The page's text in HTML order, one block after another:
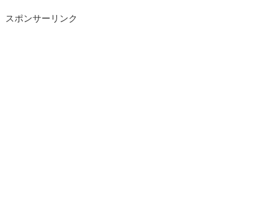
スポンサーリンク